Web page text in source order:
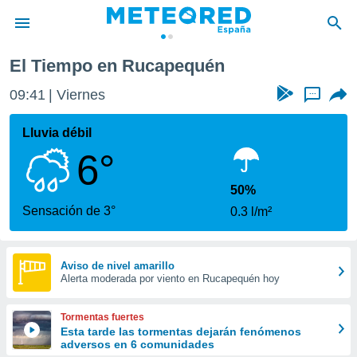
de
por
se
calidad.
a este
las
y
digital
basada
El Tiempo en Rucapequén
09:41 Viernes ...
Lluvia débil
6°
Sensación de 3°
50%
0.3 l/m²
Aviso de nivel amarillo
Alerta moderada por viento en Rucapequén hoy
Tormentas fuertes
Esta tarde las tormentas dejarán fenómenos
adversos en 6 comunidades